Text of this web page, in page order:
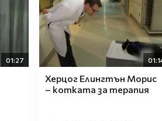
01:27
Херцог Елингтън Морис
– котката за терапия